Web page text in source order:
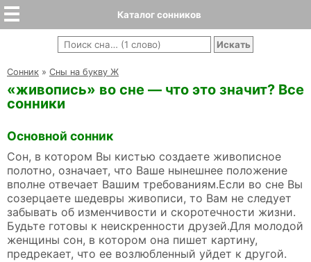
Каталог сонников
Cонник » Сны на букву Ж
«живопись» во сне — что это значит? Все
сонники
Основной сонник
Сон, в котором Вы кистью создаете живописное
полотно, означает, что Ваше нынешнее положение
вполне отвечает Вашим требованиям.Если во сне Вы
созерцаете шедевры живописи, то Вам не следует
забывать об изменчивости и скоротечности жизни.
Будьте готовы к неискренности друзей.Для молодой
женщины сон, в котором она пишет картину,
предрекает, что ее возлюбленный уйдет к другой.